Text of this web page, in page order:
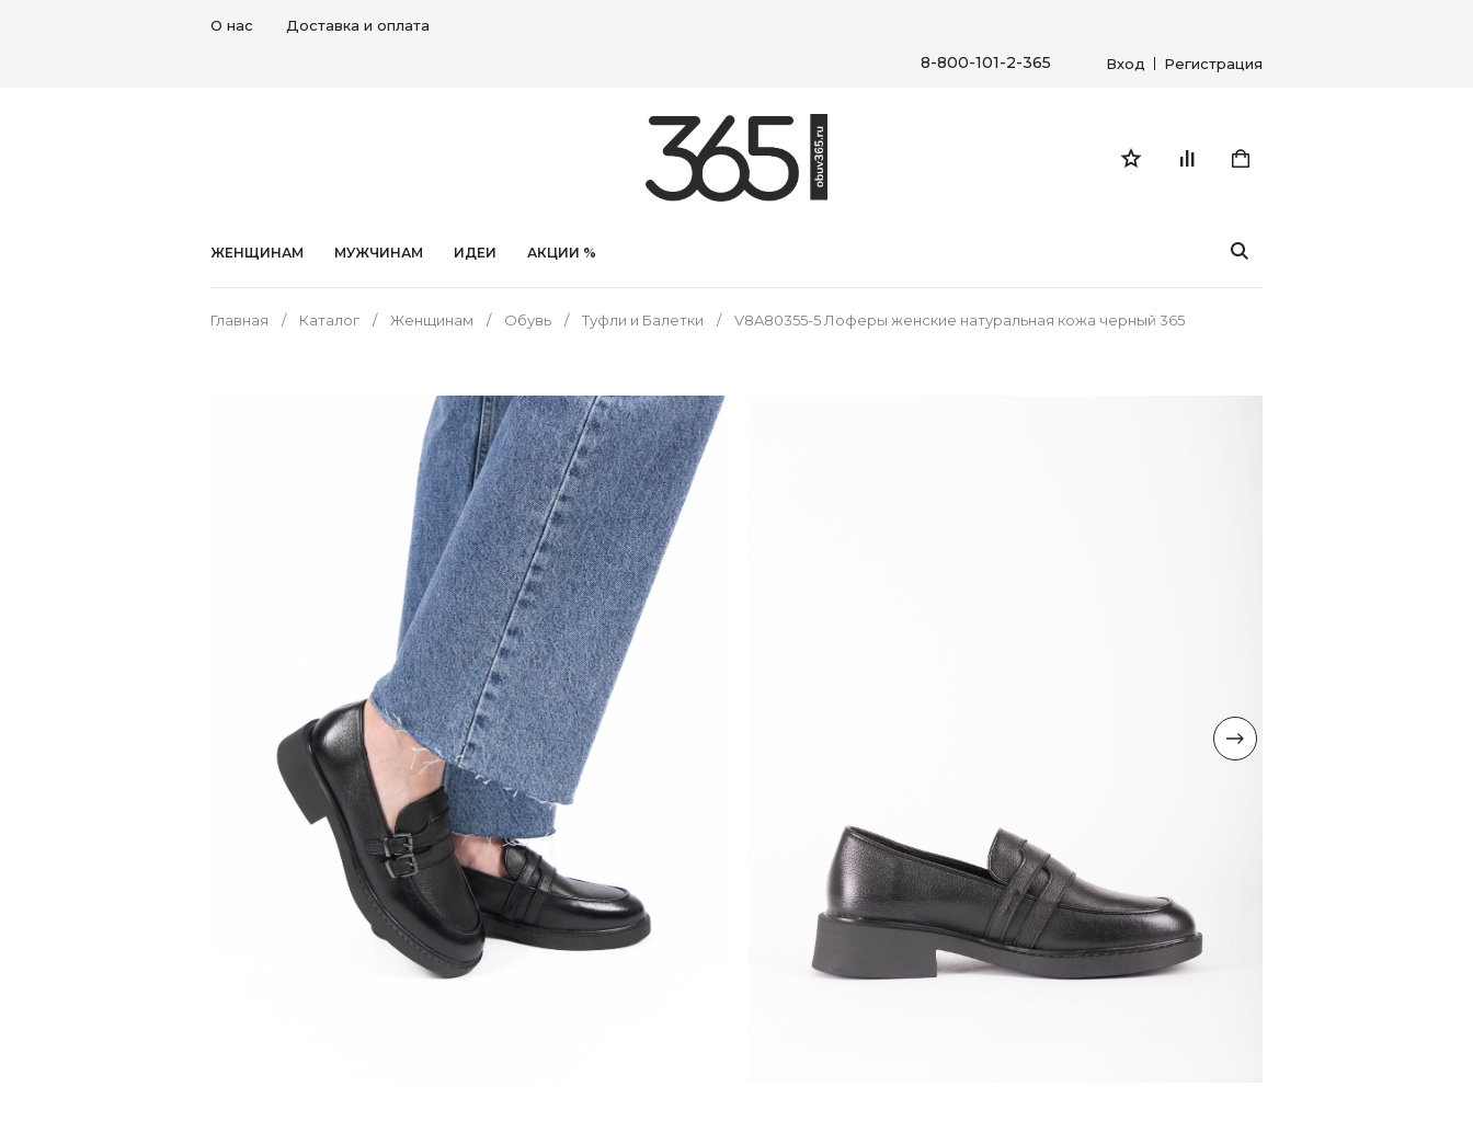
О нас Доставка и оплата
8-800-101-2-365 Вход Регистрация
ЖЕНЩИНАМ МУЖЧИНАМ ИДЕИ АКЦИИ %
Главная Каталог Женщинам Обувь Туфли и Балетки V8A80355-5 Лоферы женские натуральная кожа черный 365